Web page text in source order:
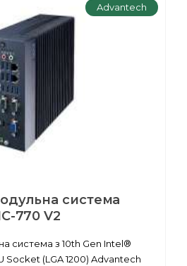
Advantech
система
770 V2
система з 10th Gen Intel®
(LGA 1200) Advantech